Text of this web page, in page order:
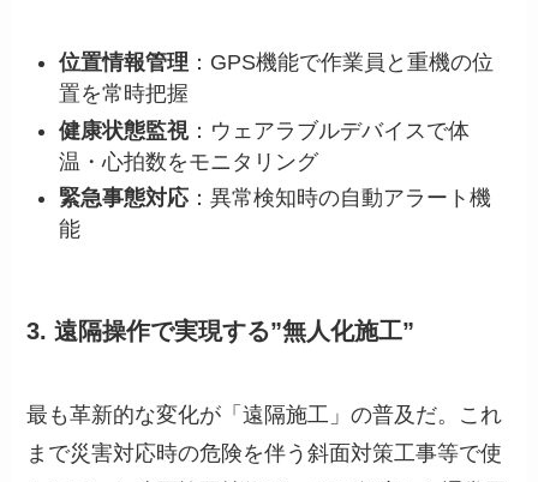
位置情報管理 ：GPS機能で作業員と重機の位
置を常時把握
健康状態監視：ウェアラブルデバイスで体
温・心拍数をモニタリング
緊急事態対応：異常検知時の自動アラート機
能
3. 遠隔操作で実現する”無人化施工”
最も革新的な変化が「遠隔施工」の普及だ。これ
まで災害対応時の危険を伴う斜面対策工事等で使